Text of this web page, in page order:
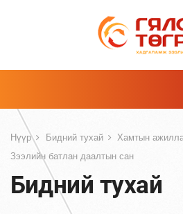
Нүүр Бидний тухай
Хамтын
Зээлийн батлан даалтын сан
Бидний тухай